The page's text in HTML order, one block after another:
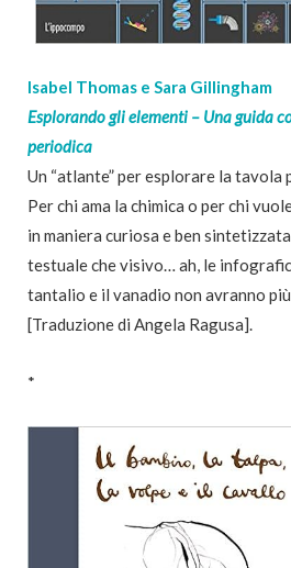
Isabel Thomas e Sara Gillingham
Esplorando gli elementi – Una guida
periodica
Un “atlante” per esplorare la tavola
Per chi ama la chimica o per chi
in maniera curiosa e ben
testuale che visivo… ah, le
tantalio e il vanadio non avranno
[Traduzione di Angela Ragusa].
*